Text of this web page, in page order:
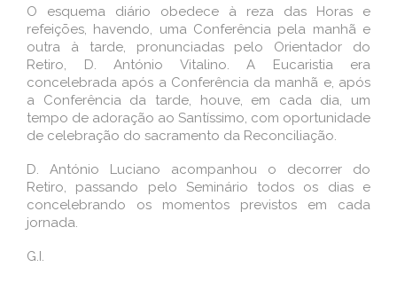
O esquema diário obedece à reza das Horas e
refeições, havendo, uma Conferência pela manhã e
outra à tarde, pronunciadas pelo Orientador do
Retiro, D. António Vitalino. A Eucaristia era
concelebrada após a Conferência da manhã e, após
a Conferência da tarde, houve, em cada dia, um
tempo de adoração ao Santíssimo, com oportunidade
de celebração do sacramento da Reconciliação.
D. António Luciano acompanhou o decorrer do
Retiro, passando pelo Seminário todos os dias e
concelebrando os momentos previstos em cada
jornada.
G.I.